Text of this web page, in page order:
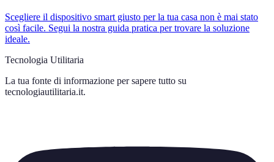
Scegliere il dispositivo smart giusto per la tua casa non è mai stato
così facile. Segui la nostra guida pratica per trovare la soluzione
ideale.
Tecnologia Utilitaria
La tua fonte di informazione per sapere tutto su
tecnologiautilitaria.it.